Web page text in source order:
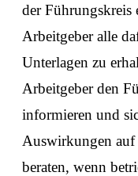
der Führungskreis
Arbeitgeber alle
Unterlagen zu
Arbeitgeber den
informieren und
Auswirkungen
beraten, wenn